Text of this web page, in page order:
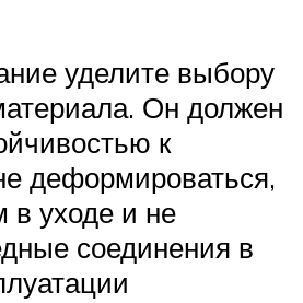
уделите выбору
Он должен
к
деформироваться,
в уходе и не
соединения в